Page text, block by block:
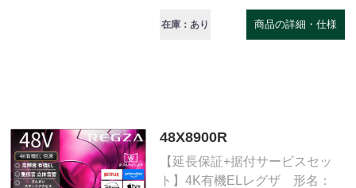
在庫：あり 商品の詳細・仕様
48X8900R
【延長保証+据付サービスセッ
ト】4K有機ELレグザ 形名：